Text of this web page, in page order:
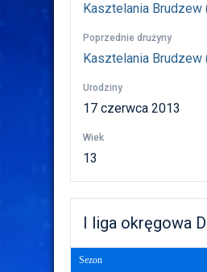
Kasztelania Brudzew
Poprzednie drużyny
Kasztelania Brudzew
Urodziny
17 czerwca 2013
Wiek
13
I liga okręgowa
Sezon